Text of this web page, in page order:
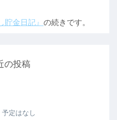
貯金日記』 の続きです。
の投稿
定はなし